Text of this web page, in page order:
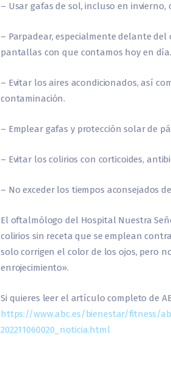
– Usar gafas de sol, incluso en
– Parpadear, especialmente delante
pantallas con que contamos hoy en día.
– Evitar los aires acondicionados, así
contaminación.
– Emplear gafas y protección solar de
– Evitar los colirios con corticoides,
– No exceder los tiempos aconsejados
El oftalmólogo del Hospital Nuestra
colirios sin receta que se emplean
solo corrigen el color de los ojos, pero
enrojecimiento».
Si quieres leer el artículo completo de
https://www.abc.es/bienestar/fitness/
202211060020_noticia.html